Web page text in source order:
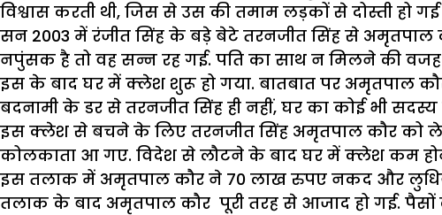
विश्वास करती थी, जिस से उस की तमाम लड़कों से दोस्ती हो
सन 2003 में रंजीत सिंह के बड़े बेटे तरनजीत सिंह से अमृतपाल
नपुंसक है तो वह सन्न रह गई. पति का साथ न मिलने की वजह
इस के बाद घर में क्लेश शुरू हो गया. बातबात पर अमृतपाल
बदनामी के डर से तरनजीत सिंह ही नहीं, घर का कोई भी
इस क्लेश से बचने के लिए तरनजीत सिंह अमृतपाल कौर को ले
कोलकाता आ गए. विदेश से लौटने के बाद घर में क्लेश कम
इस तलाक में अमृतपाल कौर ने 70 लाख रुपए नकद और
तलाक के बाद अमृतपाल कौर पूरी तरह से आजाद हो गई.